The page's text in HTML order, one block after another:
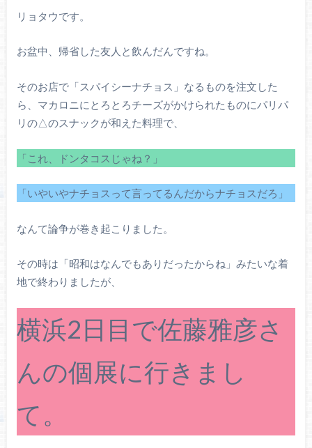
リョタウです。
お盆中、帰省した友人と飲んだんですね。
そのお店で「スパイシーナチョス」なるものを注文した
ら、マカロニにとろとろチーズがかけられたものにパリパ
リの△のスナックが和えた料理で、
「これ、ドンタコスじゃね？」
「いやいやナチョスって言ってるんだからナチョスだろ」
なんて論争が巻き起こりました。
その時は「昭和はなんでもありだったからね」みたいな着
地で終わりましたが、
横浜2日目で佐藤雅彦さ
んの個展に行きまし
て。